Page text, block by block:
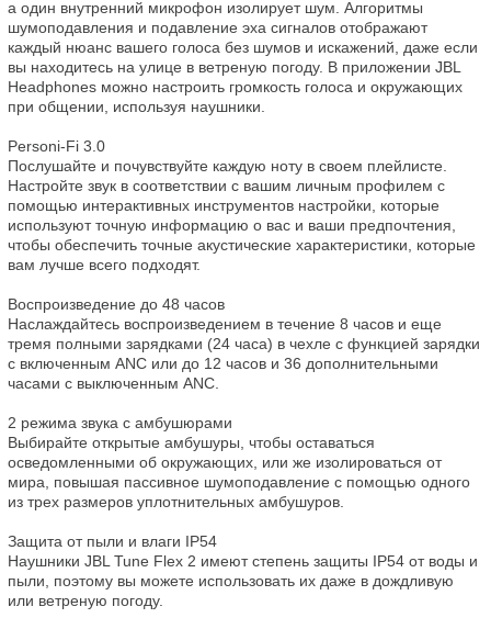
а один внутренний микрофон изолирует шум. Алгоритмы
шумоподавления и подавление эха сигналов отображают
каждый нюанс вашего голоса без шумов и искажений, даже если
вы находитесь на улице в ветреную погоду. В приложении JBL
Headphones можно настроить громкость голоса и окружающих
при общении, используя наушники.
Personi-Fi 3.0
Послушайте и почувствуйте каждую ноту в своем плейлисте.
Настройте звук в соответствии с вашим личным профилем с
помощью интерактивных инструментов настройки, которые
используют точную информацию о вас и ваши предпочтения,
чтобы обеспечить точные акустические характеристики, которые
вам лучше всего подходят.
Воспроизведение до 48 часов
Наслаждайтесь воспроизведением в течение 8 часов и еще
тремя полными зарядками (24 часа) в чехле с функцией зарядки
с включенным ANC или до 12 часов и 36 дополнительными
часами с выключенным ANC.
2 режима звука с амбушюрами
Выбирайте открытые амбушуры, чтобы оставаться
осведомленными об окружающих, или же изолироваться от
мира, повышая пассивное шумоподавление с помощью одного
из трех размеров уплотнительных амбушуров.
Защита от пыли и влаги IP54
Наушники JBL Tune Flex 2 имеют степень защиты IP54 от воды и
пыли, поэтому вы можете использовать их даже в дождливую
или ветреную погоду.